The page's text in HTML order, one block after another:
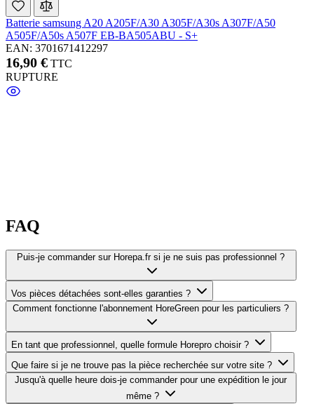
Batterie samsung A20 A205F/A30 A305F/A30s A307F/A50
A505F/A50s A507F EB-BA505ABU - S+
EAN: 3701671412297
16,90 € TTC
RUPTURE
FAQ
Puis-je commander sur Horepa.fr si je ne suis pas professionnel ?
Vos pièces détachées sont-elles garanties ?
Comment fonctionne l'abonnement HoreGreen pour les particuliers ?
En tant que professionnel, quelle formule Horepro choisir ?
Que faire si je ne trouve pas la pièce recherchée sur votre site ?
Jusqu'à quelle heure dois-je commander pour une expédition le jour
même ?